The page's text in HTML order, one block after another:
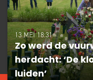
13 MEI 18:31
Zo werd de
herdacht: ‘De
luiden’